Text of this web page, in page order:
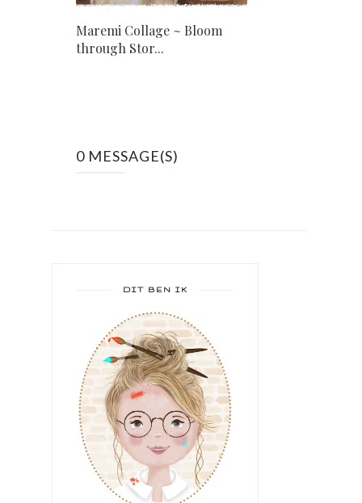
Maremi Collage ~ Bloom
through Stor...
0 MESSAGE(S)
DIT BEN IK